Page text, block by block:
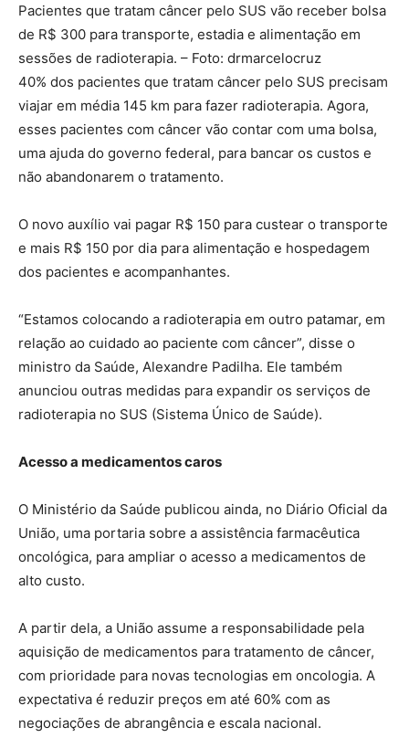
Pacientes que tratam câncer pelo SUS vão receber bolsa
de R$ 300 para transporte, estadia e alimentação em
sessões de radioterapia. – Foto: drmarcelocruz
40% dos pacientes que tratam câncer pelo SUS precisam
viajar em média 145 km para fazer radioterapia. Agora,
esses pacientes com câncer vão contar com uma bolsa,
uma ajuda do governo federal, para bancar os custos e
não abandonarem o tratamento.
O novo auxílio vai pagar R$ 150 para custear o transporte
e mais R$ 150 por dia para alimentação e hospedagem
dos pacientes e acompanhantes.
“Estamos colocando a radioterapia em outro patamar, em
relação ao cuidado ao paciente com câncer”, disse o
ministro da Saúde, Alexandre Padilha. Ele também
anunciou outras medidas para expandir os serviços de
radioterapia no SUS (Sistema Único de Saúde).
Acesso a medicamentos caros
O Ministério da Saúde publicou ainda, no Diário Oficial da
União, uma portaria sobre a assistência farmacêutica
oncológica, para ampliar o acesso a medicamentos de
alto custo.
A partir dela, a União assume a responsabilidade pela
aquisição de medicamentos para tratamento de câncer,
com prioridade para novas tecnologias em oncologia. A
expectativa é reduzir preços em até 60% com as
negociações de abrangência e escala nacional.